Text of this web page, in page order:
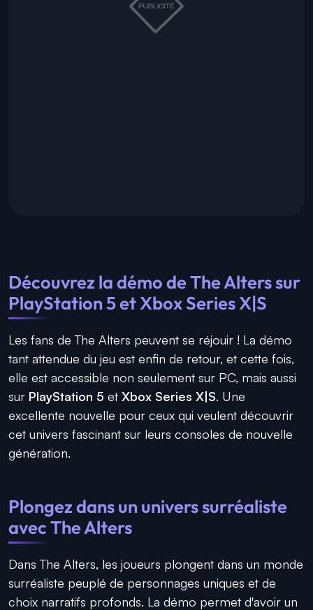
Découvrez la démo deThe Alterssur
PlayStation 5 et Xbox Series X|S
Les fans deThe Alters peuvent se réjouir ! La démo
tant attendue du jeu est enfin de retour, et cette fois,
elle est accessible non seulement sur PC, mais aussi
sur PlayStation 5 et Xbox Series X|S. Une
excellente nouvelle pour ceux qui veulent découvrir
cet univers fascinant sur leurs consoles de nouvelle
génération.
Plongez dans un univers surréaliste
avecThe Alters
DansThe Alters, les joueurs plongent dans un monde
surréaliste peuplé de personnages uniques et de
choix narratifs profonds. La démo permet d'avoir un